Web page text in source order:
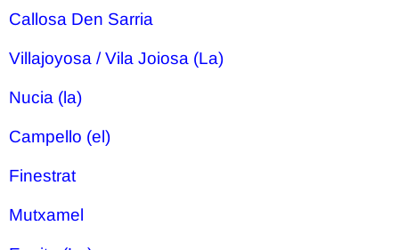
Callosa Den Sarria
Villajoyosa / Vila Joiosa (La)
Nucia (la)
Campello (el)
Finestrat
Mutxamel